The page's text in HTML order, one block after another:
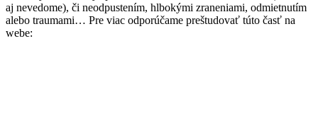
aj nevedome), či neodpustením, hlbokými zraneniami, odmietnutím
alebo traumami… Pre viac odporúčame preštudovať túto časť na
webe: